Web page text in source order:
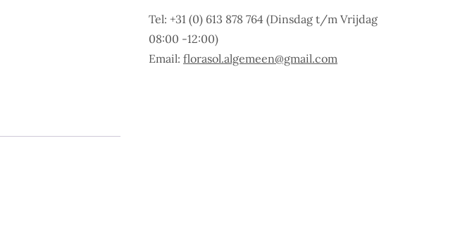
Tel: +31 (0) 613 878 764 (Dinsdag t/m Vrijdag
08:00 -12:00)
Email: florasol.algemeen@gmail.com